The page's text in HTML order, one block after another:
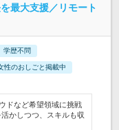
最大支援／リモート
学歴不問
性のおしごと掲載中
ドなど希望領域に挑戦
かしつつ、スキルも収